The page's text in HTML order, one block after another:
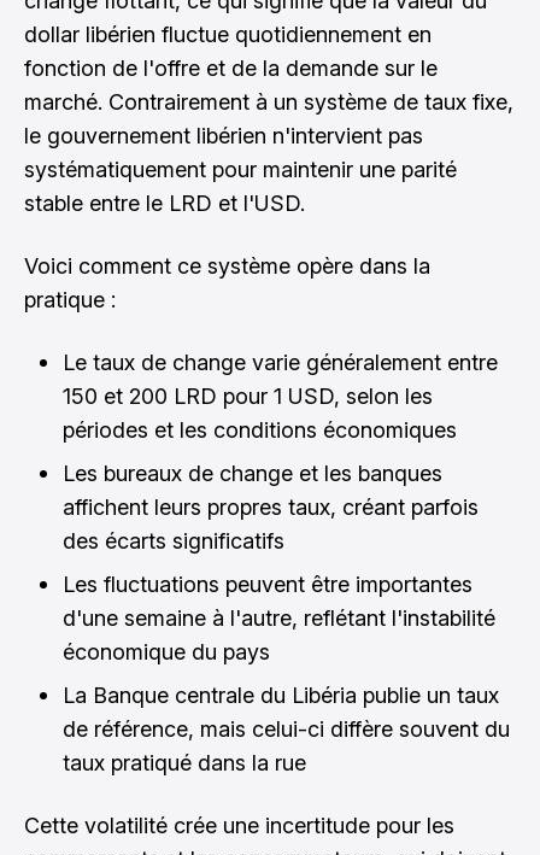
dollar libérien fluctue quotidiennement en
fonction de l'offre et de la demande sur le
marché. Contrairement à un système de taux fixe,
le gouvernement libérien n'intervient pas
systématiquement pour maintenir une parité
stable entre le LRD et l'USD.
Voici comment ce système opère dans la
pratique :
Le taux de change varie généralement entre
150 et 200 LRD pour 1 USD, selon les
périodes et les conditions économiques
Les bureaux de change et les banques
affichent leurs propres taux, créant parfois
des écarts significatifs
Les fluctuations peuvent être importantes
d'une semaine à l'autre, reflétant l'instabilité
économique du pays
La Banque centrale du Libéria publie un taux
de référence, mais celui-ci diffère souvent du
taux pratiqué dans la rue
Cette volatilité crée une incertitude pour les